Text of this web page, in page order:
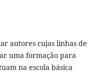
autores cujas linhas de
uma formação para
na escola básica